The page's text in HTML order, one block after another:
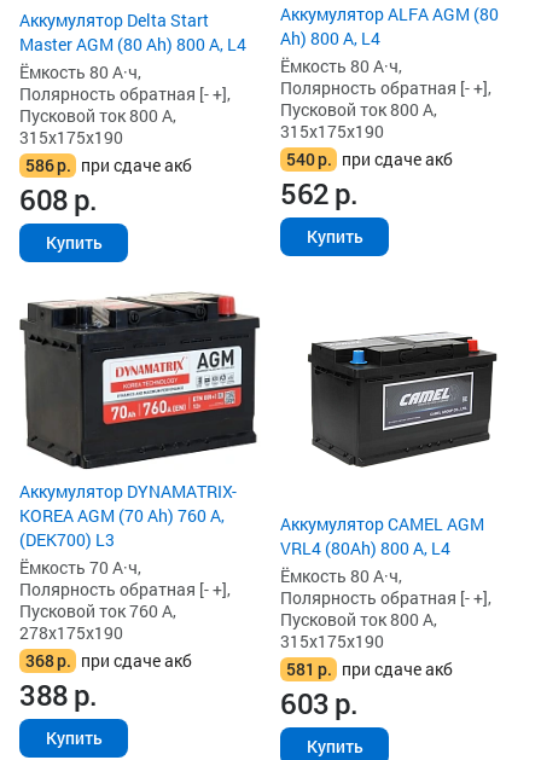
Аккумулятор Delta Start
Master AGM (80 Ah) 800 А, L4
Ёмкость 80 А·ч,
Полярность обратная [- +],
Пусковой ток 800 А,
315x175x190
586р. при сдаче акб
608р.
Купить
Аккумулятор ALFA AGM (80
Ah) 800 А, L4
Ёмкость 80 А·ч,
Полярность обратная [- +],
Пусковой ток 800 А,
315x175x190
540р. при сдаче акб
562р.
Купить
Аккумулятор DYNAMATRIX-
KOREA AGM (70 Ah) 760 А,
(DEK700) L3
Ёмкость 70 А·ч,
Полярность обратная [- +],
Пусковой ток 760 А,
278x175x190
368р. при сдаче акб
388р.
Купить
Аккумулятор CAMEL AGM
VRL4 (80Ah) 800 А, L4
Ёмкость 80 А·ч,
Полярность обратная [- +],
Пусковой ток 800 А,
315x175x190
581 р. при сдаче акб
603р.
Купить